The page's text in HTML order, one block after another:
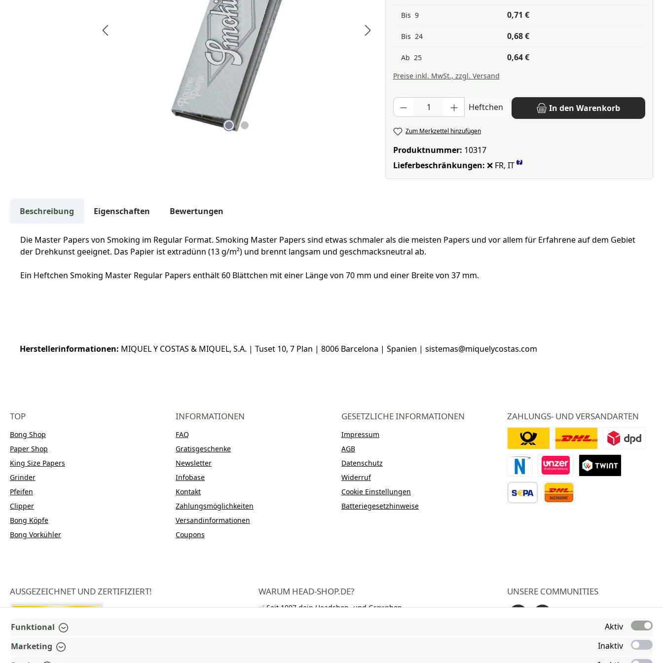
Bis 9 0,71 €
Bis 24 0,68 €
Ab 25 0,64 €
Preise inkl. MwSt., zzgl. Versand
Produkt Anzahl: Gib den gewünschten Wert ein oder benutze die Schaltflächen
Heftchen In den Warenkorb
Zum Merkzettel hinzufügen
Produktnummer: 10317
Lieferbeschränkungen: ❌ FR, IT ?
Beschreibung Eigenschaften Bewertungen
Die Master Papers von Smoking im Regular Format. Smoking Master Papers sind etwas schmaler als die meisten Papers und vor allem für Erfahrene auf dem Gebiet
der Drehkunst geeignet. Das Papier ist extradünn (13 g/m²) und brennt langsam und geschmacksneutral ab.
Ein Heftchen Smoking Master Regular Papers enthält 60 Blättchen mit einer Länge von 70 mm und einer Breite von 37 mm.
Herstellerinformationen: MIQUEL Y COSTAS & MIQUEL, S.A. | Tuset 10, 7 Plan | 8006 Barcelona | Spanien | sistemas@miquelycostas.com
TOP
Bong Shop
Paper Shop
King Size Papers
Grinder
Pfeifen
Clipper
Bong Köpfe
Bong Vorkühler
INFORMATIONEN
FAQ
Gratisgeschenke
Newsletter
Infobase
Kontakt
Zahlungsmöglichkeiten
Versandinformationen
Coupons
GESETZLICHE INFORMATIONEN
Impressum
AGB
Datenschutz
Widerruf
Cookie Einstellungen
Batteriegesetzhinweise
ZAHLUNGS- UND VERSANDARTEN
Novalnet ZahlungDirektüberweisung
Deutsche PostDHL DPD
AUSGEZEICHNET UND ZERTIFIZIERT! WARUM HEAD-SHOP.DE?
✅ Seit 1997 dein Headshop- und Growshop-
UNSERE COMMUNITIES
Funktional
Aktiv
Marketing
Inaktiv